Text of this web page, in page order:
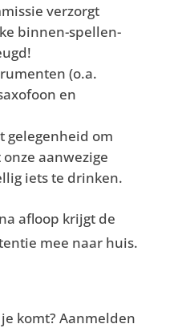
verzorgt
binnen-spellen-
(o.a.
en
gelegenheid om
aanwezige
iets te drinken.
afloop krijgt de
mee naar huis.
komt? Aanmelden